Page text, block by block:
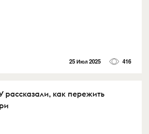
25 Июл 2025 416
рассказали, как пережить